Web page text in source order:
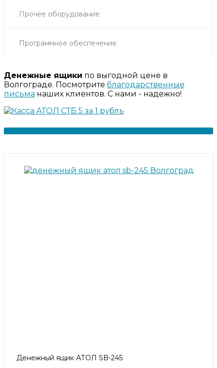
Прочее оборудование
Программное обеспечение
Денежные ящики по выгодной цене в
Волгограде. Посмотрите благодарственные
письма наших клиентов. С нами - надежно!
Денежный ящик АТОЛ SB-245